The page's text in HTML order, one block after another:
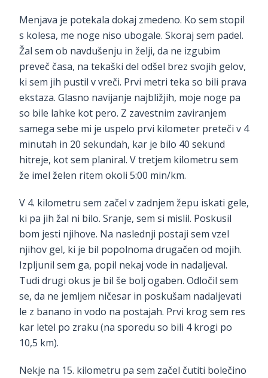
Menjava je potekala dokaj zmedeno. Ko sem stopil
s kolesa, me noge niso ubogale. Skoraj sem padel.
Žal sem ob navdušenju in želji, da ne izgubim
preveč časa, na tekaški del odšel brez svojih gelov,
ki sem jih pustil v vreči. Prvi metri teka so bili prava
ekstaza. Glasno navijanje najbližjih, moje noge pa
so bile lahke kot pero. Z zavestnim zaviranjem
samega sebe mi je uspelo prvi kilometer preteči v 4
minutah in 20 sekundah, kar je bilo 40 sekund
hitreje, kot sem planiral. V tretjem kilometru sem
že imel želen ritem okoli 5:00 min/km.
V 4. kilometru sem začel v zadnjem žepu iskati gele,
ki pa jih žal ni bilo. Sranje, sem si mislil. Poskusil
bom jesti njihove. Na naslednji postaji sem vzel
njihov gel, ki je bil popolnoma drugačen od mojih.
Izpljunil sem ga, popil nekaj vode in nadaljeval.
Tudi drugi okus je bil še bolj ogaben. Odločil sem
se, da ne jemljem ničesar in poskušam nadaljevati
le z banano in vodo na postajah. Prvi krog sem res
kar letel po zraku (na sporedu so bili 4 krogi po
10,5 km).
Nekje na 15. kilometru pa sem začel čutiti bolečino